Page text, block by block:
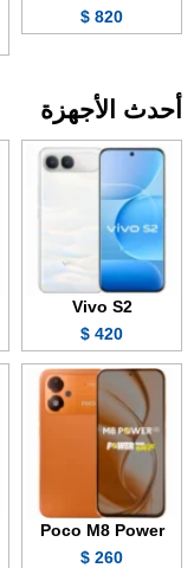
820 $
أحدث الأجهزة
Vivo S2
420 $
Poco M8 Power
260 $